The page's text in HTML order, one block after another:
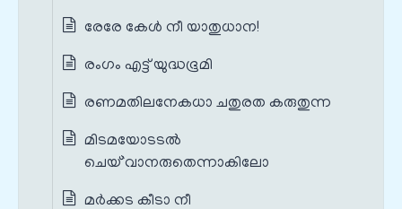
രേരേ കേൾ നീ യാതുധാന!
രംഗം എട്ട് യുദ്ധഭൂമി
രണമതിലനേകധാ ചതുരത കരുതുന്ന
മിടമയോടടൽ
ചെയ്`വാനരുതെന്നാകിലോ
മര്‍ക്കട കീടാ നീ